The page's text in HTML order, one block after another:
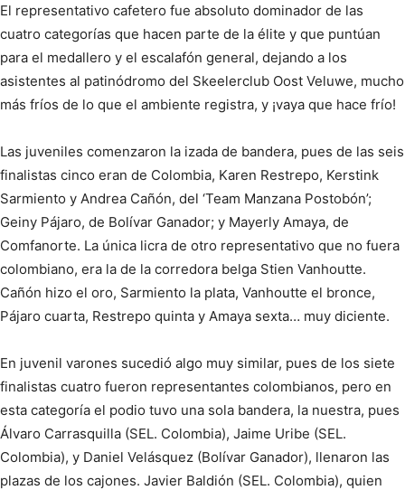
El representativo cafetero fue absoluto dominador de las
cuatro categorías que hacen parte de la élite y que puntúan
para el medallero y el escalafón general, dejando a los
asistentes al patinódromo del Skeelerclub Oost Veluwe, mucho
más fríos de lo que el ambiente registra, y ¡vaya que hace frío!
Las juveniles comenzaron la izada de bandera, pues de las seis
finalistas cinco eran de Colombia, Karen Restrepo, Kerstink
Sarmiento y Andrea Cañón, del ‘Team Manzana Postobón’;
Geiny Pájaro, de Bolívar Ganador; y Mayerly Amaya, de
Comfanorte. La única licra de otro representativo que no fuera
colombiano, era la de la corredora belga Stien Vanhoutte.
Cañón hizo el oro, Sarmiento la plata, Vanhoutte el bronce,
Pájaro cuarta, Restrepo quinta y Amaya sexta… muy diciente.
En juvenil varones sucedió algo muy similar, pues de los siete
finalistas cuatro fueron representantes colombianos, pero en
esta categoría el podio tuvo una sola bandera, la nuestra, pues
Álvaro Carrasquilla (SEL. Colombia), Jaime Uribe (SEL.
Colombia), y Daniel Velásquez (Bolívar Ganador), llenaron las
plazas de los cajones. Javier Baldión (SEL. Colombia), quien